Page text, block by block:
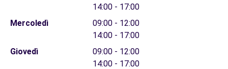
14:00 - 17:00
Mercoledì
09:00 - 12:00
14:00 - 17:00
Giovedì
09:00 - 12:00
14:00 - 17:00